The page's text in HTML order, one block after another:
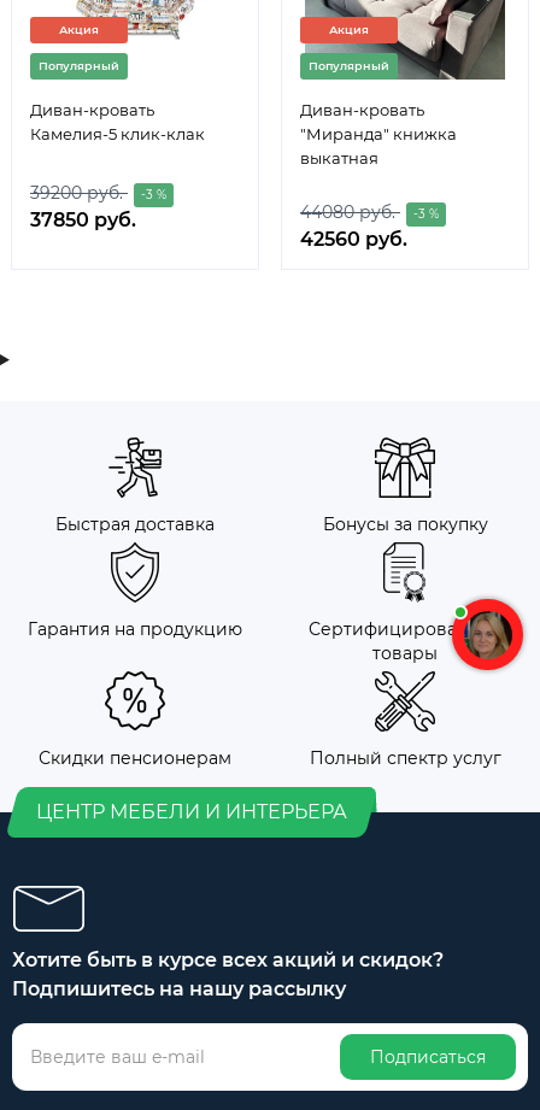
Акция
Популярный
Диван-кровать
Камелия-5 клик-клак
39200 руб. -3 %
37850 руб.
Акция
Популярный
Диван-кровать
"Миранда" книжка
выкатная
44080 руб. -3 %
42560 руб.
Быстрая доставка Бонусы за покупку
Гарантия на продукцию
Сертифицированные
товары
Скидки пенсионерам Полный спектр услуг
ЦЕНТР МЕБЕЛИ И ИНТЕРЬЕРА
Хотите быть в курсе всех акций и скидок?
Подпишитесь на нашу рассылку
Подписаться